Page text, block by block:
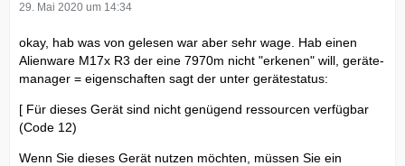
29. Mai 2020 um 14:34
okay, hab was von gelesen war aber sehr wage. Hab einen
Alienware M17x R3 der eine 7970m nicht "erkenen" will, geräte-
manager = eigenschaften sagt der unter gerätestatus:
[ Für dieses Gerät sind nicht genügend ressourcen verfügbar
(Code 12)
Wenn Sie dieses Gerät nutzen möchten, müssen Sie ein